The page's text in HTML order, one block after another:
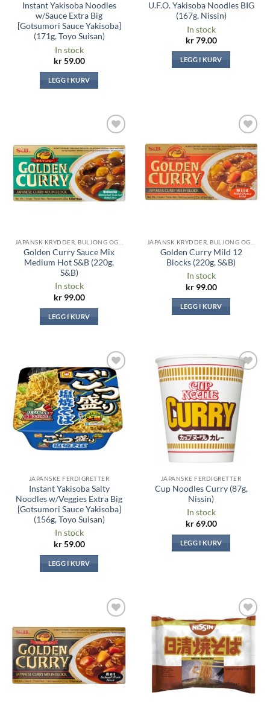
Instant Yakisoba Noodles
w/Sauce Extra Big
[Gotsumori Sauce Yakisoba]
(171g, Toyo Suisan)
In stock
kr59.00
LEGG I KURV
U.F.O. Yakisoba Noodles BIG
(167g, Nissin)
In stock
kr79.00
LEGG I KURV
ønskeliste
Golden Curry Sauce Mix
Medium Hot S&B (220g,
S&B)
In stock
kr99.00
LEGG I KURV
Legg til i
ønskeliste
Golden Curry Mild 12
Blocks (220g, S&B)
In stock
kr99.00
LEGG I KURV
Legg til i
ønskeliste
JAPANSKE FERDIGRETTER
Instant Yakisoba Salty
Noodles w/Veggies Extra Big
[Gotsumori Sauce Yakisoba]
(156g, Toyo Suisan)
In stock
kr59.00
LEGG I KURV
Legg til i
ønskeliste
JAPANSKE FERDIGRETTER
Cup Noodles Curry (87g,
Nissin)
In stock
kr69.00
LEGG I KURV
Legg til i
ønskeliste
Legg til i
ønskeliste